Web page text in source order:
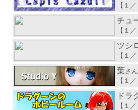
【１
チュ
【１
ツシ
【１
葉さん
【１
ドラ
【１